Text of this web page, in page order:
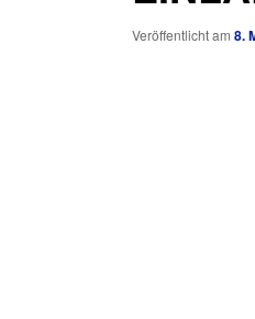
Veröffentlicht am 8.